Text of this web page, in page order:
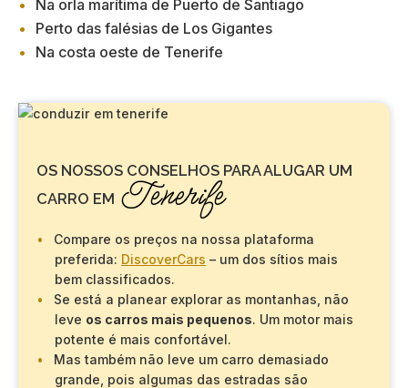
Na orla marítima de Puerto de Santiago
Perto das falésias de Los Gigantes
Na costa oeste de Tenerife
OS NOSSOS CONSELHOS PARA ALUGAR UM
CARRO EM Tenerife
Compare os preços na nossa plataforma
preferida: DiscoverCars – um dos sítios mais
bem classificados.
Se está a planear explorar as montanhas, não
leve os carros mais pequenos. Um motor mais
potente é mais confortável.
Mas também não leve um carro demasiado
grande, pois algumas das estradas são